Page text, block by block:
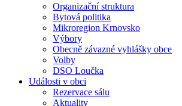
Organizační struktura
Bytová politika
Mikroregion Krnovsko
Výbory
Obecně závazné vyhlášky obce
Volby
DSO Loučka
Události v obci
Rezervace sálu
Aktuality